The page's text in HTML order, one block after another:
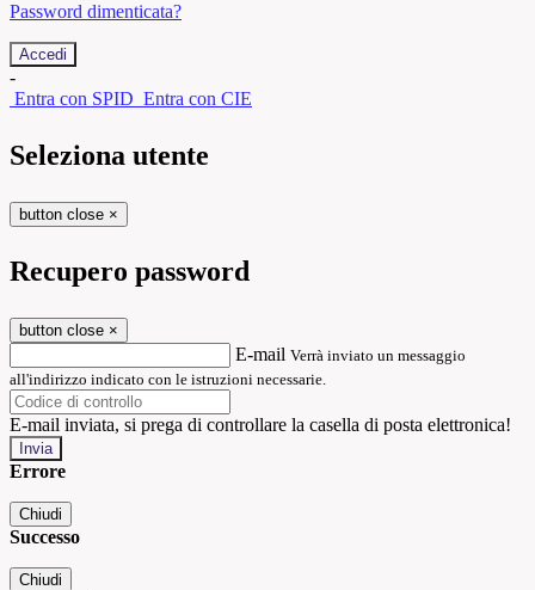
Password dimenticata?
-
Entra con SPID Entra con CIE
Seleziona utente
button close ×
Recupero password
button close ×
E-mail Verrà inviato un messaggio
all'indirizzo indicato con le istruzioni necessarie.
E-mail inviata, si prega di controllare la casella di posta elettronica!
Errore
Chiudi
Successo
Chiudi